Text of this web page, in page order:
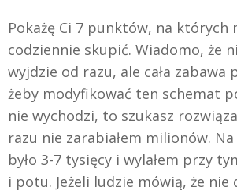
Pokażę Ci 7 punktów, na których
codziennie skupić. Wiadomo, że
wyjdzie od razu, ale cała zabawa
żeby modyfikować ten schemat
nie wychodzi, to szukasz
razu nie zarabiałem milionów.
było 3-7 tysięcy i wylałem przy
i potu. Jeżeli ludzie mówią, że nie